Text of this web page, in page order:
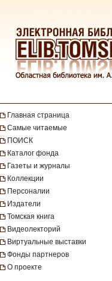
Главная страница
Самые читаемые
ПОИСК
Каталог фонда
Газеты и журналы
Коллекции
Персоналии
Издатели
Томская книга
Видеолекторий
Виртуальные выставки
Фонды партнеров
О проекте